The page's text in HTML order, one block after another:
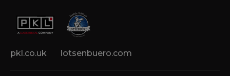
pkl.co.uk lotsenbuero.com